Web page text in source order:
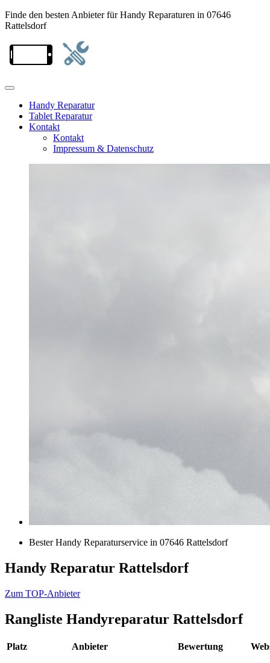
Finde den besten Anbieter für Handy Reparaturen in 07646
Rattelsdorf
Handy Reparatur
Tablet Reparatur
Kontakt
Kontakt
Impressum & Datenschutz
Bester Handy Reparaturservice in 07646 Rattelsdorf
Handy Reparatur Rattelsdorf
Zum TOP-Anbieter
Rangliste Handyreparatur Rattelsdorf
Platz Anbieter Bewertung